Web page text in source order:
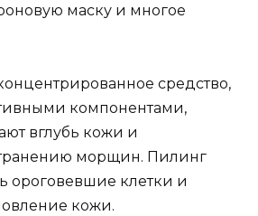
маску и многое
средство,
компонентами,
вглубь кожи и
морщин. Пилинг
ороговевшие клетки и
кожи.